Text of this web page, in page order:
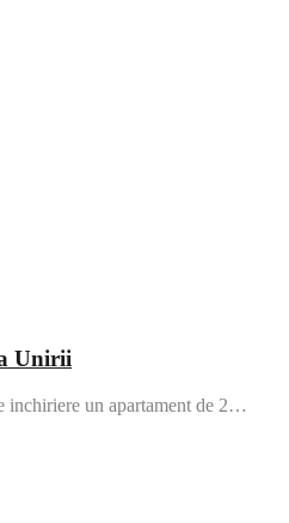
Unirii
inchiriere un apartament de 2…